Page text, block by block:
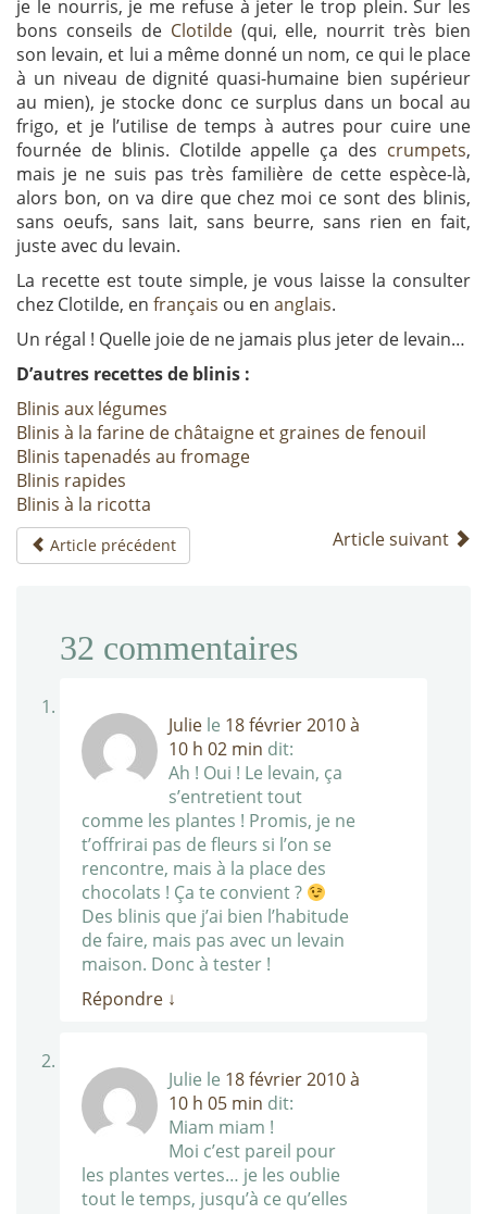
je le nourris, je me refuse à jeter le trop plein. Sur les
bons conseils de Clotilde (qui, elle, nourrit très bien
son levain, et lui a même donné un nom, ce qui le place
à un niveau de dignité quasi-humaine bien supérieur
au mien), je stocke donc ce surplus dans un bocal au
frigo, et je l’utilise de temps à autres pour cuire une
fournée de blinis. Clotilde appelle ça des crumpets,
mais je ne suis pas très familière de cette espèce-là,
alors bon, on va dire que chez moi ce sont des blinis,
sans oeufs, sans lait, sans beurre, sans rien en fait,
juste avec du levain.
La recette est toute simple, je vous laisse la consulter
chez Clotilde, en français ou en anglais.
Un régal ! Quelle joie de ne jamais plus jeter de levain…
D’autres recettes de blinis :
Blinis aux légumes
Blinis à la farine de châtaigne et graines de fenouil
Blinis tapenadés au fromage
Blinis rapides
Blinis à la ricotta
Article précédent Article suivant
32 commentaires
Julie le 18 février 2010 à
10 h 02 min dit:
Ah ! Oui ! Le levain, ça
s’entretient tout
comme les plantes ! Promis, je ne
t’offrirai pas de fleurs si l’on se
rencontre, mais à la place des
chocolats ! Ça te convient ?
Des blinis que j’ai bien l’habitude
de faire, mais pas avec un levain
maison. Donc à tester !
Répondre ↓
Julie le 18 février 2010 à
10 h 05 min dit:
Miam miam !
Moi c’est pareil pour
les plantes vertes… je les oublie
tout le temps, jusqu’à ce qu’elles